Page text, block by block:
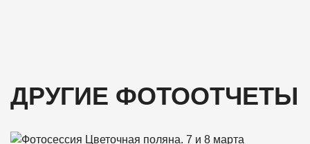
ДРУГИЕ ФОТООТЧЕТЫ